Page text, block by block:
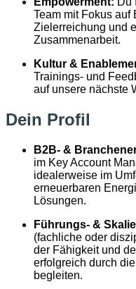
Team mit Fokus auf
Zielerreichung und
Zusammenarbeit.
Kultur &
Trainings- und
auf unsere nächste
Dein Profil
B2B- &
im Key Account
idealerweise im
erneuerbaren
Lösungen.
Führungs- &
(fachliche oder
der Fähigkeit und
erfolgreich durch
begleiten.